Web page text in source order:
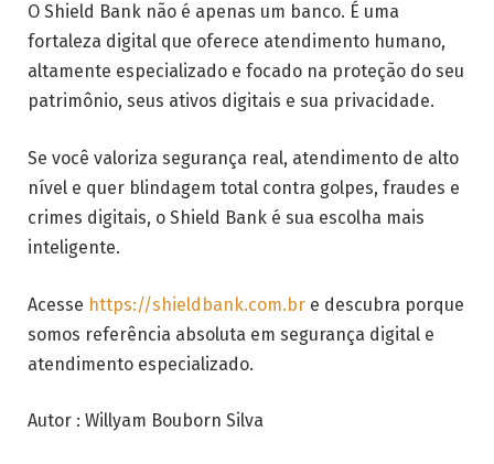
O Shield Bank não é apenas um banco. É uma
fortaleza digital que oferece atendimento humano,
altamente especializado e focado na proteção do seu
patrimônio, seus ativos digitais e sua privacidade.
Se você valoriza segurança real, atendimento de alto
nível e quer blindagem total contra golpes, fraudes e
crimes digitais, o Shield Bank é sua escolha mais
inteligente.
Acesse https://shieldbank.com.br e descubra porque
somos referência absoluta em segurança digital e
atendimento especializado.
Autor : Willyam Bouborn Silva